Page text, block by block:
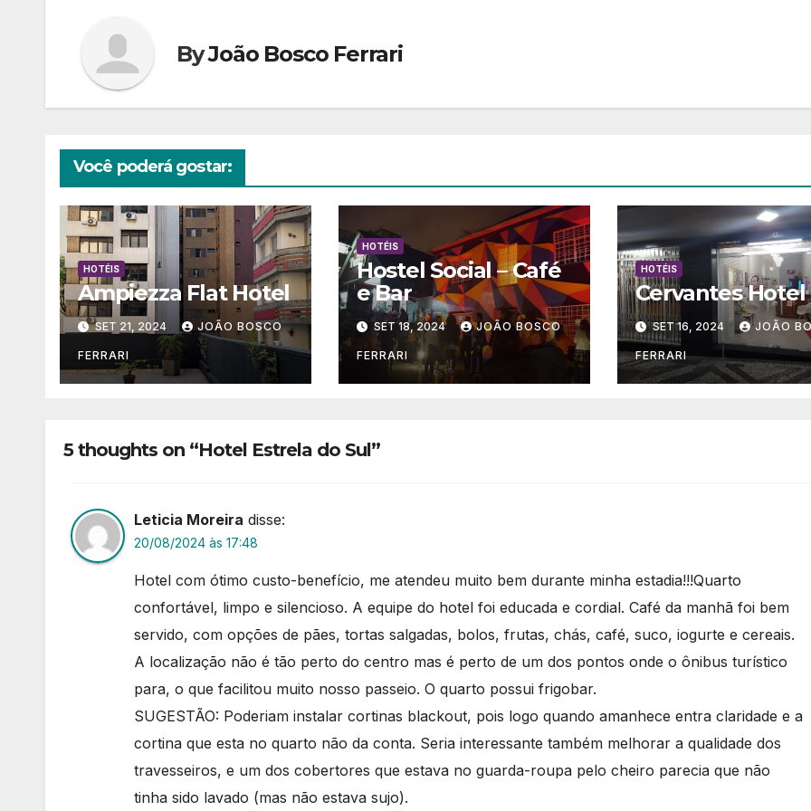
ByJoão Bosco Ferrari
Você poderá gostar:
HOTÉIS
Ampiezza Flat Hotel
SET 21, 2024 JOÃO BOSCO
FERRARI
HOTÉIS
Hostel Social – Café
e Bar
SET 18, 2024 JOÃO BOSCO
FERRARI
HOTÉIS
Cervantes Hotel
SET 16, 2024 JOÃO
FERRARI
5 thoughts on “Hotel Estrela do Sul”
Leticia Moreira disse:
20/08/2024 às 17:48
Hotel com ótimo custo-benefício, me atendeu muito bem durante minha estadia!!!Quarto
confortável, limpo e silencioso. A equipe do hotel foi educada e cordial. Café da manhã foi bem
servido, com opções de pães, tortas salgadas, bolos, frutas, chás, café, suco, iogurte e cereais.
A localização não é tão perto do centro mas é perto de um dos pontos onde o ônibus turístico
para, o que facilitou muito nosso passeio. O quarto possui frigobar.
SUGESTÃO: Poderiam instalar cortinas blackout, pois logo quando amanhece entra claridade e a
cortina que esta no quarto não da conta. Seria interessante também melhorar a qualidade dos
travesseiros, e um dos cobertores que estava no guarda-roupa pelo cheiro parecia que não
tinha sido lavado (mas não estava sujo).